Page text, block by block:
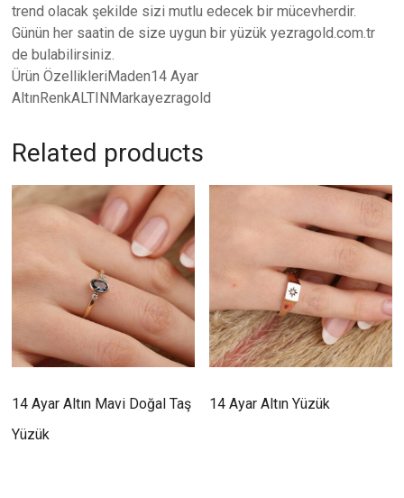
trend olacak şekilde sizi mutlu edecek bir mücevherdir.
Günün her saatin de size uygun bir yüzük yezragold.com.tr
de bulabilirsiniz.
Ürün ÖzellikleriMaden14 Ayar
AltınRenkALTINMarkayezragold
Related products
14 Ayar Altın Mavi Doğal Taş
Yüzük
14 Ayar Altın Yüzük